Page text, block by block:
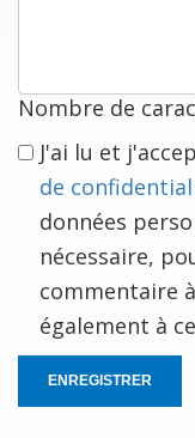
Nombre de
J'ai lu et
de
données
nécessaire,
commentaire
également à
ENREGISTRER